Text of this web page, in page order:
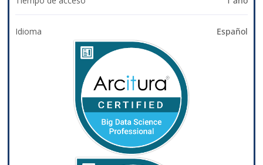
Idioma Español